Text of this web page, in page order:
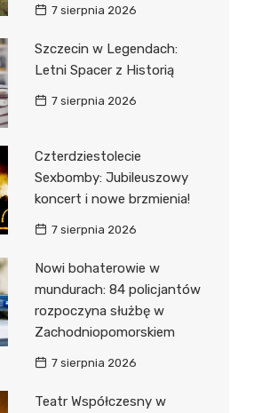
7 sierpnia 2026
Szczecin w Legendach:
Letni Spacer z Historią
7 sierpnia 2026
Czterdziestolecie
Sexbomby: Jubileuszowy
koncert i nowe brzmienia!
7 sierpnia 2026
Nowi bohaterowie w
mundurach: 84 policjantów
rozpoczyna służbę w
Zachodniopomorskiem
7 sierpnia 2026
Teatr Współczesny w